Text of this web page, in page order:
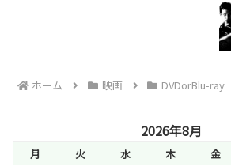
ホーム 映画 DVDorBlu-ray
2026年8月
月 火 水 木 金